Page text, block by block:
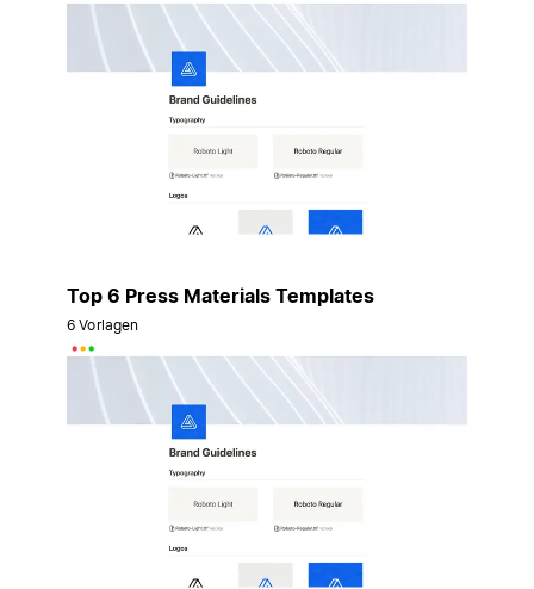
Top 6 Press Materials Templates
6 Vorlagen